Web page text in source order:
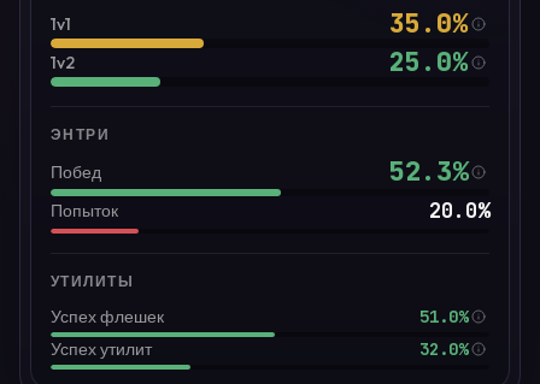
1v1 35.0%
1v2 25.0%
ЭНТРИ
Побед 52.3%
Попыток 20.0%
УТИЛИТЫ
Успех флешек
51.0%
Успех утилит
32.0%